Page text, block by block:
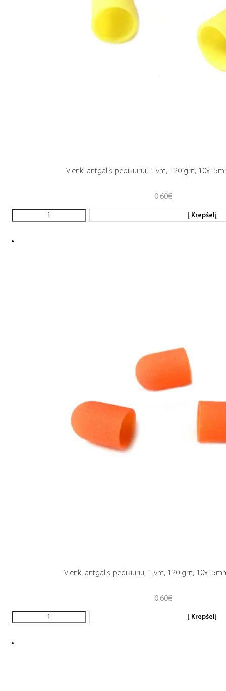
Vienk. antgalis pedikiūrui, 1 vnt, 120 grit,
0.60€
Į Krepšelį
Vienk. antgalis pedikiūrui, 1 vnt, 120 grit,
0.60€
Į Krepšelį